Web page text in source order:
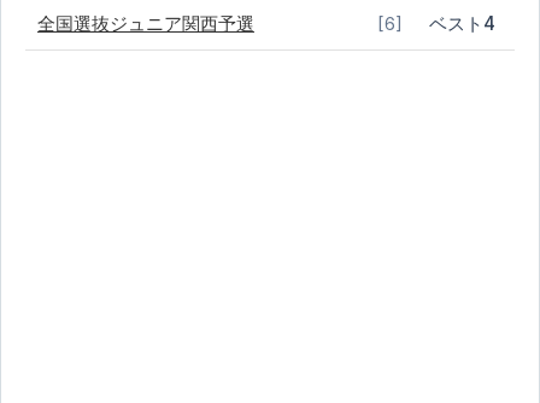
全国選抜ジュニア関西予選 [6] ベスト4